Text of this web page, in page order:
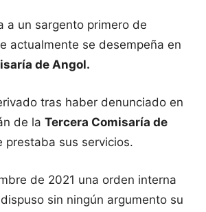
a un sargento primero de
actualmente se desempeña en
de Angol.
tras haber denunciado en
de la Tercera Comisaría de
prestaba sus servicios.
de 2021 una orden interna
sin ningún argumento su